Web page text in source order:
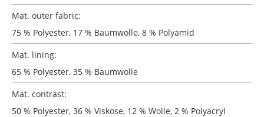
Mat. outer fabric:
75 % Polyester, 17 % Baumwolle, 8 % Polyamid
Mat. lining:
65 % Polyester, 35 % Baumwolle
Mat. contrast:
50 % Polyester, 36 % Viskose, 12 % Wolle, 2 % Polyacryl